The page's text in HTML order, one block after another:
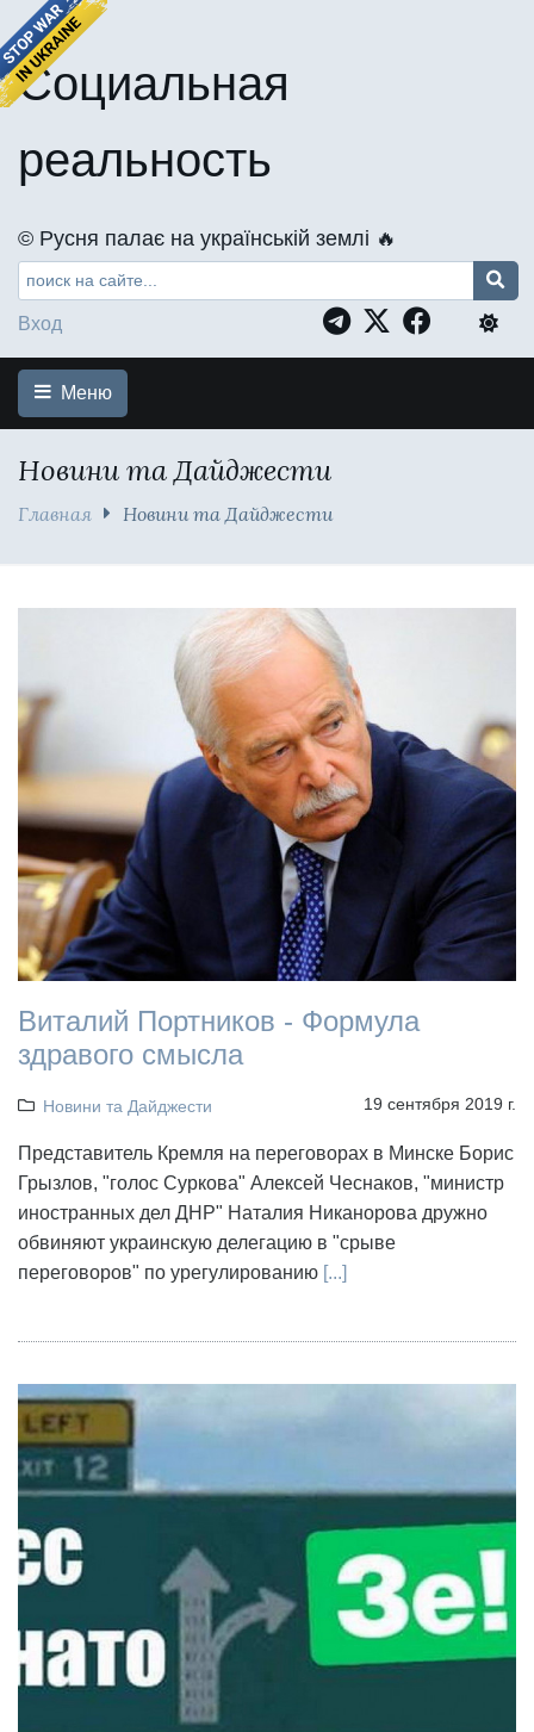
Социальная
реальность
©️ Русня палає на українській землі 🔥
Вход
Меню
Новини та Дайджести
Главная Новини та Дайджести
Виталий Портников - Формула
здравого смысла
Новини та Дайджести 19 сентября 2019 г.
Представитель Кремля на переговорах в Минске Борис
Грызлов, "голос Суркова" Алексей Чеснаков, "министр
иностранных дел ДНР" Наталия Никанорова дружно
обвиняют украинскую делегацию в "срыве
переговоров" по урегулированию [...]